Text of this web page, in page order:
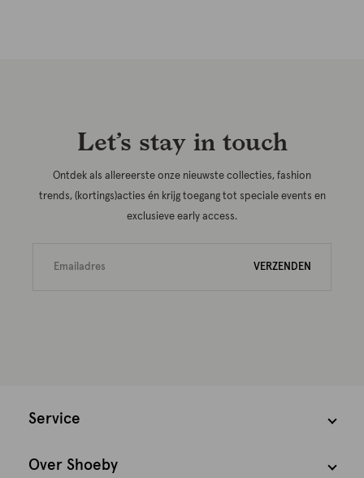
Let’s stay in touch
Ontdek als allereerste onze nieuwste collecties, fashion
trends, (kortings)acties én krijg toegang tot speciale events en
exclusieve early access.
VERZENDEN
Service
Over Shoeby